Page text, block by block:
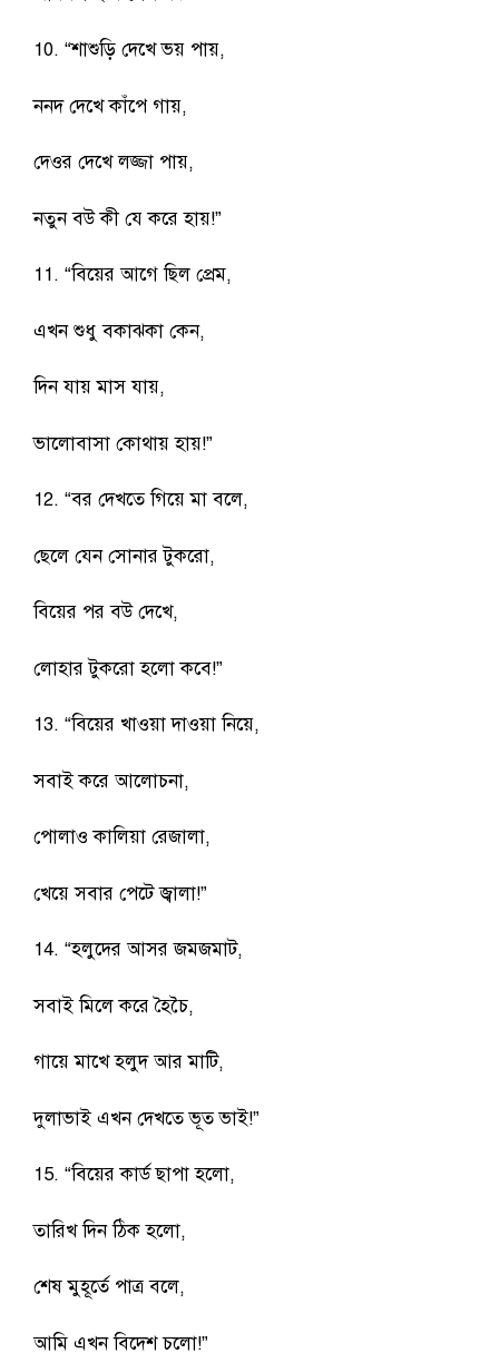
10. “শাশুড়ি দেখে ভয় পায়,
ননদ দেখে কাঁপে গায়,
দেওর দেখে লজ্জা পায়,
নতুন বউ কী যে করে হায়!”
11. “বিয়ের আগে ছিল প্রেম,
এখন শুধু বকাঝকা কেন,
দিন যায় মাস যায়,
ভালোবাসা কোথায় হায়!”
12. “বর দেখতে গিয়ে মা বলে,
ছেলে যেন সোনার টুকরো,
বিয়ের পর বউ দেখে,
লোহার টুকরো হলো কবে!”
13. “বিয়ের খাওয়া দাওয়া নিয়ে,
সবাই করে আলোচনা,
পোলাও কালিয়া রেজালা,
খেয়ে সবার পেটে জ্বালা!”
14. “হলুদের আসর জমজমাট,
সবাই মিলে করে হৈচৈ,
গায়ে মাখে হলুদ আর মাটি,
দুলাভাই এখন দেখতে ভূত ভাই!”
15. “বিয়ের কার্ড ছাপা হলো,
তারিখ দিন ঠিক হলো,
শেষ মুহূর্তে পাত্র বলে,
আমি এখন বিদেশ চলো!”